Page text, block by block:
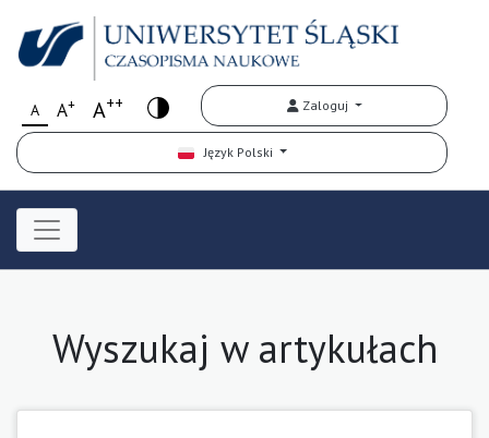
A A+ A++ Zaloguj
Język Polski
Wyszukaj w artykułach